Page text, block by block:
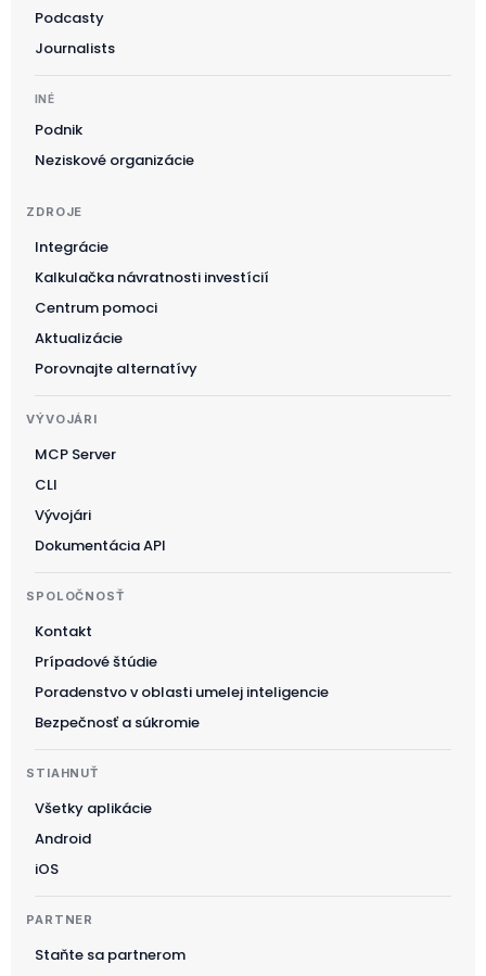
Podcasty
Journalists
INÉ
Podnik
Neziskové organizácie
ZDROJE
Integrácie
Kalkulačka návratnosti investícií
Centrum pomoci
Aktualizácie
Porovnajte alternatívy
VÝVOJÁRI
MCP Server
CLI
Vývojári
Dokumentácia API
SPOLOČNOSŤ
Kontakt
Prípadové štúdie
Poradenstvo v oblasti umelej inteligencie
Bezpečnosť a súkromie
STIAHNUŤ
Všetky aplikácie
Android
iOS
PARTNER
Staňte sa partnerom
Nederlands
日本語
Čeština
Svenska
Català